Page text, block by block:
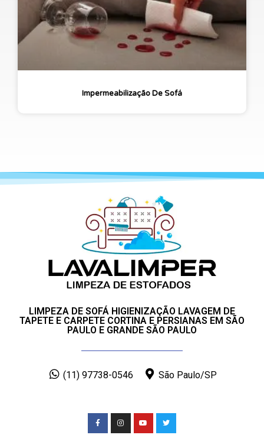
Impermeabilização De Sofá
LIMPEZA DE SOFÁ HIGIENIZAÇÃO LAVAGEM DE
TAPETE E CARPETE CORTINA E PERSIANAS EM SÃO
PAULO E GRANDE SÃO PAULO
(11) 97738-0546 São Paulo/SP